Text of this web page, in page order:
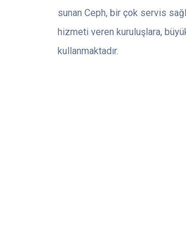
sunan Ceph, bir çok servis
hizmeti veren kuruluşlara,
kullanmaktadır.